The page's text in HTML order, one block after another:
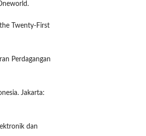
Twenty-First
Perdagangan
Jakarta:
dan